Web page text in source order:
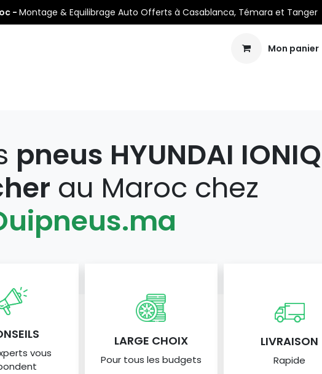
- Montage & Equilibrage Auto Offerts à Casablanca, Témara et Tanger
Mon panier
pneus HYUNDAI IONIQ
au Maroc chez
vous
LARGE CHOIX
Pour tous les budgets
LIVRAISON
Rapide